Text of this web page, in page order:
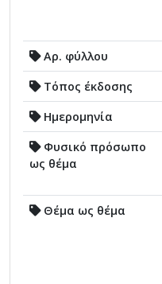
Αρ. φύλλου
Τόπος έκδοσης
Ημερομηνία
Φυσικό πρόσωπο
ως θέμα
Θέμα ως θέμα